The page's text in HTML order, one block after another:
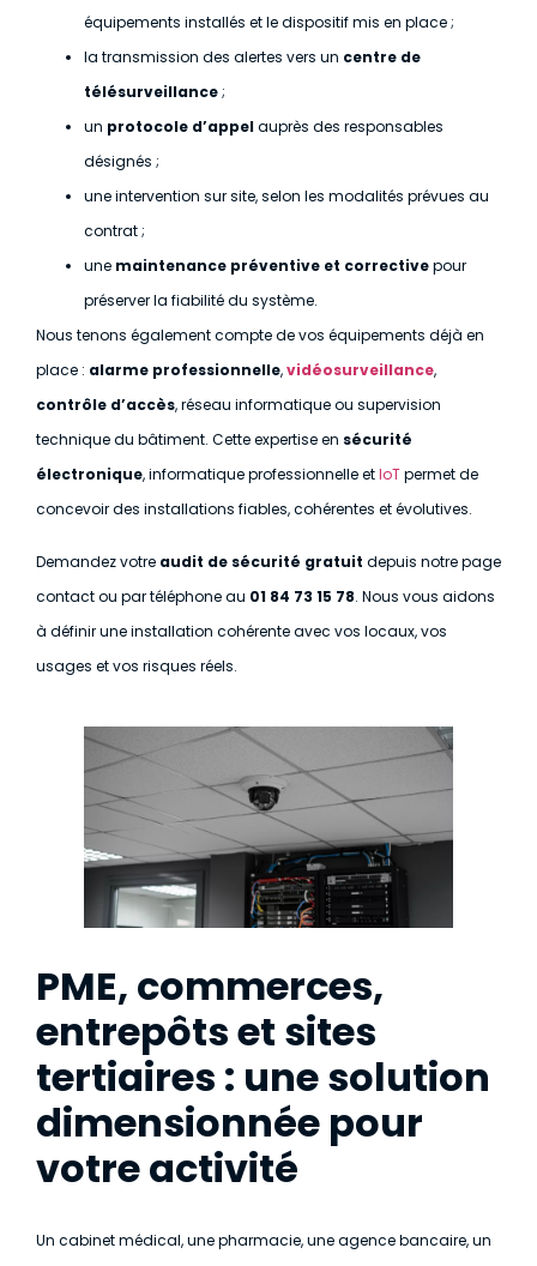
équipements installés et le dispositif mis en place ;
la transmission des alertes vers un centre de
télésurveillance;
un protocole d’appelauprès des responsables
désignés ;
une intervention sur site, selon les modalités prévues au
contrat ;
une maintenance préventive et correctivepour
préserver la fiabilité du système.
Nous tenons également compte de vos équipements déjà en
place : alarme professionnelle,vidéosurveillance,
contrôle d’accès, réseau informatique ou supervision
technique du bâtiment. Cette expertise en sécurité
électronique, informatique professionnelle etIoTpermet de
concevoir des installations fiables, cohérentes et évolutives.
Demandez votre audit de sécurité gratuit depuis notre page
contact ou par téléphone au 01 84 73 15 78. Nous vous aidons
à définir une installation cohérente avec vos locaux, vos
usages et vos risques réels.
PME, commerces,
entrepôts et sites
tertiaires : une solution
dimensionnée pour
votre activité
Un cabinet médical, une pharmacie, une agence bancaire, un